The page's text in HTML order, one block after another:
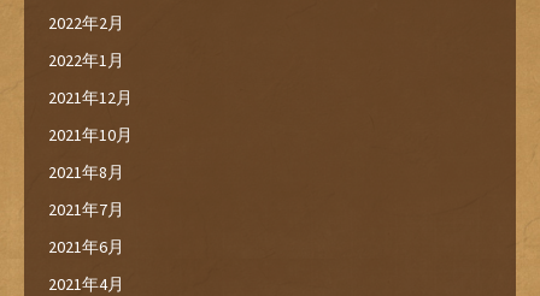
2022年2月
2022年1月
2021年12月
2021年10月
2021年8月
2021年7月
2021年6月
2021年4月